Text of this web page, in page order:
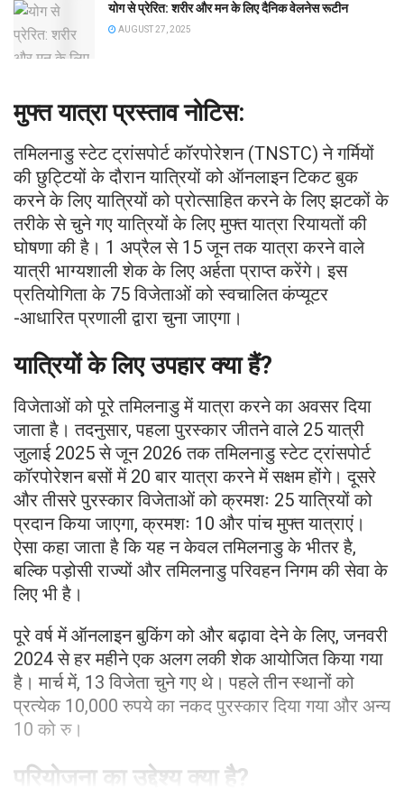
योग से प्रेरित: शरीर और मन के लिए दैनिक वेलनेस रूटीन
AUGUST 27, 2025
मुफ्त यात्रा प्रस्ताव नोटिस:
तमिलनाडु स्टेट ट्रांसपोर्ट कॉरपोरेशन (TNSTC) ने गर्मियों
की छुट्टियों के दौरान यात्रियों को ऑनलाइन टिकट बुक
करने के लिए यात्रियों को प्रोत्साहित करने के लिए झटकों के
तरीके से चुने गए यात्रियों के लिए मुफ्त यात्रा रियायतों की
घोषणा की है। 1 अप्रैल से 15 जून तक यात्रा करने वाले
यात्री भाग्यशाली शेक के लिए अर्हता प्राप्त करेंगे। इस
प्रतियोगिता के 75 विजेताओं को स्वचालित कंप्यूटर
-आधारित प्रणाली द्वारा चुना जाएगा।
यात्रियों के लिए उपहार क्या हैं?
विजेताओं को पूरे तमिलनाडु में यात्रा करने का अवसर दिया
जाता है। तदनुसार, पहला पुरस्कार जीतने वाले 25 यात्री
जुलाई 2025 से जून 2026 तक तमिलनाडु स्टेट ट्रांसपोर्ट
कॉरपोरेशन बसों में 20 बार यात्रा करने में सक्षम होंगे। दूसरे
और तीसरे पुरस्कार विजेताओं को क्रमशः 25 यात्रियों को
प्रदान किया जाएगा, क्रमशः 10 और पांच मुफ्त यात्राएं।
ऐसा कहा जाता है कि यह न केवल तमिलनाडु के भीतर है,
बल्कि पड़ोसी राज्यों और तमिलनाडु परिवहन निगम की सेवा के
लिए भी है।
पूरे वर्ष में ऑनलाइन बुकिंग को और बढ़ावा देने के लिए, जनवरी
2024 से हर महीने एक अलग लकी शेक आयोजित किया गया
है। मार्च में, 13 विजेता चुने गए थे। पहले तीन स्थानों को
प्रत्येक 10,000 रुपये का नकद पुरस्कार दिया गया और अन्य
10 को रु।
परियोजना का उद्देश्य क्या है?